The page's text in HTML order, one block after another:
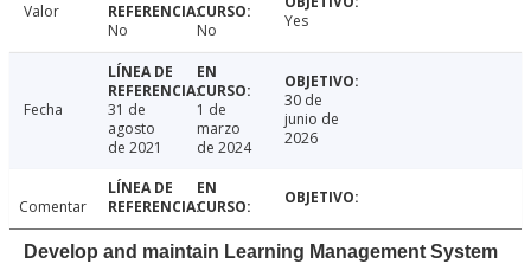
Valor
No
No Yes
Fecha
31 de
agosto
de 2021
1 de
marzo
de 2024
30 de
junio de
2026
Comentar
Develop and maintain Learning Management System